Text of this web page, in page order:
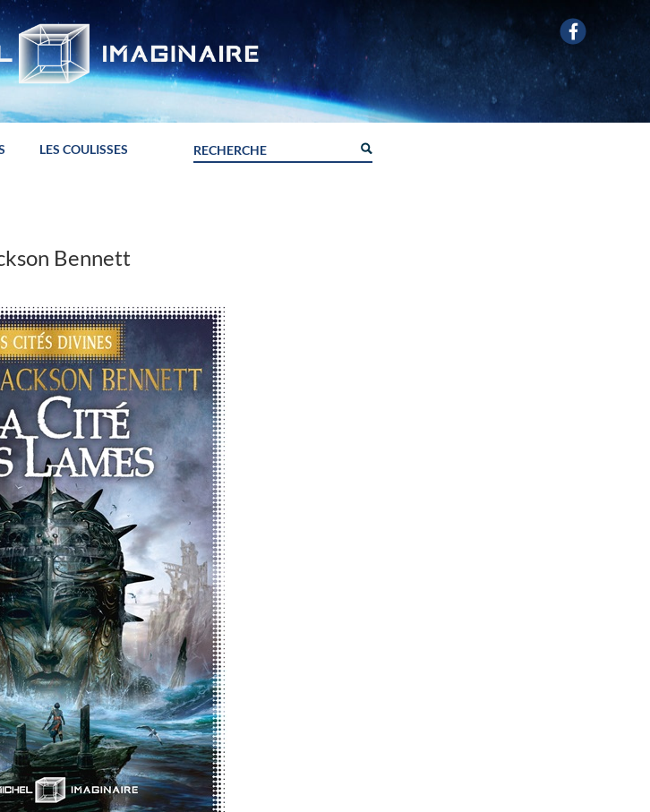
LES COULISSES
Bennett